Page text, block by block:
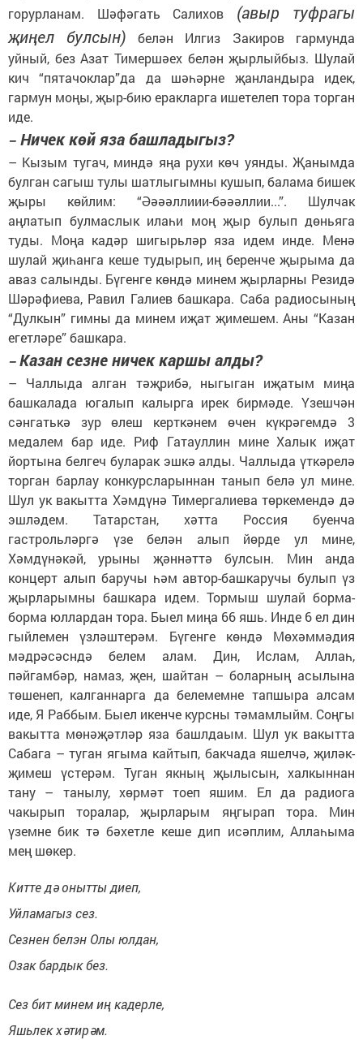
горурланам. Шәфәгать Салихов (авыр туфрагы
җиңел булсын) белән Илгиз Закиров гармунда
уйный, без Азат Тимершәех белән җырлыйбыз. Шулай
кич “пятачоклар”да да шәһәрне җанландыра идек,
гармун моңы, җыр-бию еракларга ишетелеп тора торган
иде.
– Ничек көй яза башладыгыз?
– Кызым тугач, миндә яңа рухи көч уянды. Җанымда
булган сагыш тулы шатлыгымны кушып, балама бишек
җыры көйлим: “Әәәәллиии-бәәәллии...”. Шулчак
аңлатып булмаслык илаһи моң җыр булып дөньяга
туды. Моңа кадәр шигырьләр яза идем инде. Менә
шулай җиһанга кеше тудырып, иң беренче җырыма да
аваз салынды. Бүгенге көндә минем җырларны Резидә
Шәрәфиева, Равил Галиев башкара. Саба радиосының
“Дулкын” гимны да минем иҗат җимешем. Аны “Казан
егетләре” башкара.
–Казан сезне ничек каршы алды?
– Чаллыда алган тәҗрибә, ныгыган иҗатым миңа
башкалада югалып калырга ирек бирмәде. Үзешчән
сәнгатькә зур өлеш керткәнем өчен күкрәгемдә 3
медалем бар иде. Риф Гатауллин мине Халык иҗат
йортына белгеч буларак эшкә алды. Чаллыда үткәрелә
торган барлау конкурсларыннан танып белә ул мине.
Шул ук вакытта Хәмдүнә Тимергалиева төркемендә дә
эшләдем. Татарстан, хәтта Россия буенча
гастрольләргә үзе белән алып йөрде ул мине,
Хәмдүнәкәй, урыны җәннәттә булсын. Мин анда
концерт алып баручы һәм автор-башкаручы булып үз
җырларымны башкара идем. Тормыш шулай борма-
борма юллардан тора. Быел миңа 66 яшь. Инде 6 ел дин
гыйлемен үзләштерәм. Бүгенге көндә Мөхәммәдия
мәдрәсәсндә белем алам. Дин, Ислам, Аллаһ,
пәйгамбәр, намаз, җен, шайтан – боларның асылына
төшенеп, калганнарга да белемемне тапшыра алсам
иде, Я Раббым. Быел икенче курсны тәмамлыйм. Соңгы
вакытта мөнәҗәтләр яза башлдаым. Шул ук вакытта
Сабага – туган ягыма кайтып, бакчада яшелчә, җиләк-
җимеш үстерәм. Туган якның җылысын, халкыннан
тану – танылу, хөрмәт тоеп яшим. Ел да радиога
чакырып торалар, җырларым яңгырап тора. Мин
үземне бик тә бәхетле кеше дип исәплим, Аллаһыма
мең шөкер.
Китте дә онытты диеп,
Уйламагыз сез.
Сезнен белэн Олы юлдан,
Озак бардык без.
Сез бит минем иң кадерле,
Яшьлек хәтирәм.